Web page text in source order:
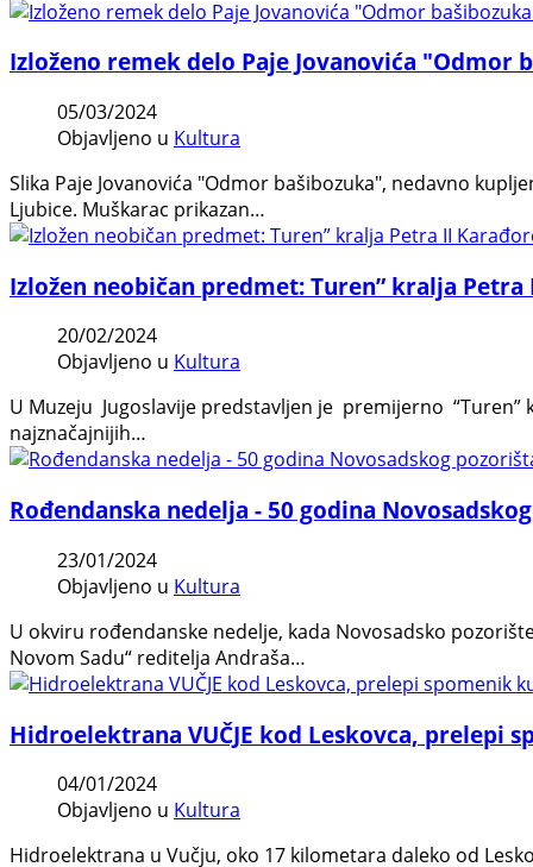
Izloženo remek delo Paje Jovanovića "Odmor
05/03/2024
Objavljeno u Kultura
Slika Paje Jovanovića "Odmor bašibozuka", nedavno
Ljubice. Muškarac prikazan…
Izložen neobičan predmet: Turen” kralja
20/02/2024
Objavljeno u Kultura
U Muzeju Jugoslavije predstavljen je premijerno “Turen”
najznačajnijih…
Rođendanska nedelja - 50 godina
23/01/2024
Objavljeno u Kultura
U okviru rođendanske nedelje, kada Novosadsko
Novom Sadu“ reditelja Andraša…
Hidroelektrana VUČJE kod Leskovca, prelepi
04/01/2024
Objavljeno u Kultura
Hidroelektrana u Vučju, oko 17 kilometara daleko od